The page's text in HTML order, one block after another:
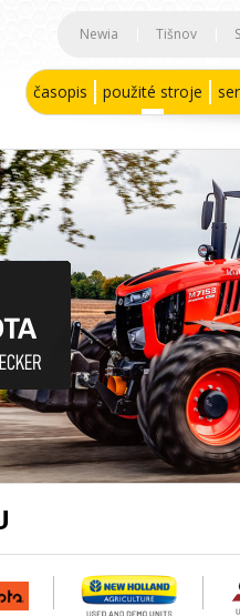
Newia Tišnov
časopis použité stroje